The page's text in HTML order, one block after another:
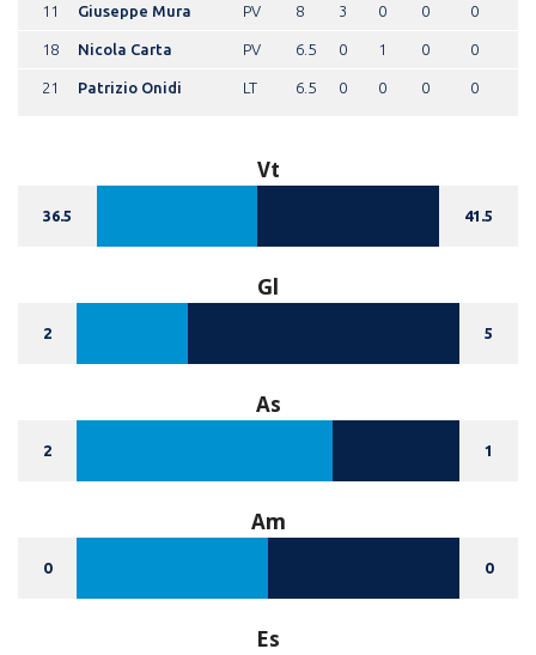
11 Giuseppe Mura PV 8 3 0 0 0
18 Nicola Carta PV 6.5 0 1 0 0
21 Patrizio Onidi LT 6.5 0 0 0 0
Vt
36.5 41.5
Gl
2 5
As
2 1
Am
0 0
Es